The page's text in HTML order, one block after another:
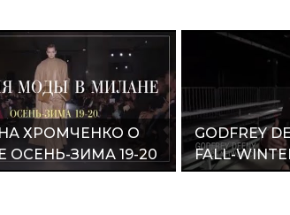
ХРОМЧЕНКО О
ОСЕНЬ-ЗИМА 19-20
GODFREY
FALL-